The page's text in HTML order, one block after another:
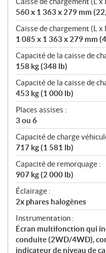
560 x 1 363 x 279 mm
Caisse de chargement (L x
1 085 x 1 363 x 279 mm
Capacité de la caisse de
158 kg (348 lb)
Capacité de la caisse de
453 kg (1 000 lb)
Places assises :
3 ou 6
Capacité de charge
717 kg (1 581 lb)
Capacité de remorquage :
907 kg (2 000 lb)
Éclairage :
2x phares halogènes
Instrumentation :
Écran multifonction qui
conduite (2WD/4WD),
indicateur de niveau de